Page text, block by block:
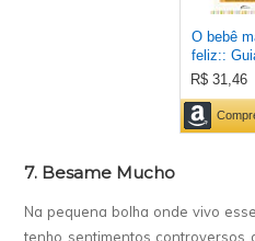
7. Besame Mucho
Na pequena bolha onde vivo
tenho sentimentos controversos